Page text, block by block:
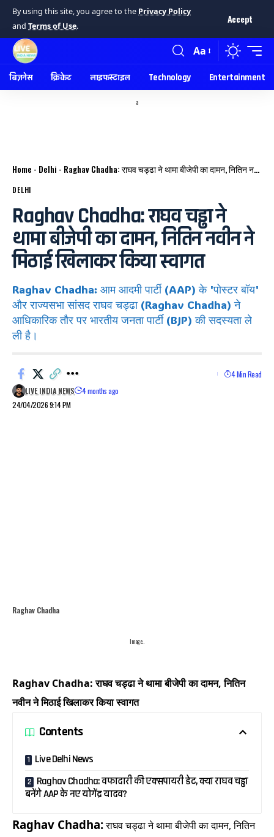
By using this site, you agree to the Privacy Policy
and Terms of Use.
Accept
Aa
बिज़नेस क्रिकेट लाइफस्टाइल Technology Entertainment
a
Home - Delhi - Raghav Chadha: राघव चड्ढा ने थामा बीजेपी का दामन, नितिन नवीन ने मिठाई खिलाकर किया स्वागत
DELHI
Raghav Chadha: राघव चड्ढा ने
थामा बीजेपी का दामन, नितिन नवीन ने
मिठाई खिलाकर किया स्वागत
Raghav Chadha: आम आदमी पार्टी (AAP) के 'पोस्टर बॉय'
और राज्यसभा सांसद राघव चड्ढा (Raghav Chadha) ने
आधिकारिक तौर पर भारतीय जनता पार्टी (BJP) की सदस्यता ले
ली है।
24/04/2026 9:14 PM
LIVE INDIA NEWS 4 months ago
4 Min Read
Raghav Chadha
Image..
Raghav Chadha: राघव चड्ढा ने थामा बीजेपी का दामन, नितिन
नवीन ने मिठाई खिलाकर किया स्वागत
Contents
Live Delhi News
Raghav Chadha: वफादारी की एक्सपायरी डेट, क्या राघव चड्ढा
बनेंगे AAP के नए योगेंद्र यादव?
Raghav Chadha:राघव चड्ढा ने थामा बीजेपी का दामन, नितिन